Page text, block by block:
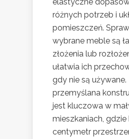
różnych potrzeb i
pomieszczeń.
wybrane meble są
złożenia lub
ułatwia ich
gdy nie są
przemyślana
jest kluczowa w
mieszkaniach, gdzie
centymetr